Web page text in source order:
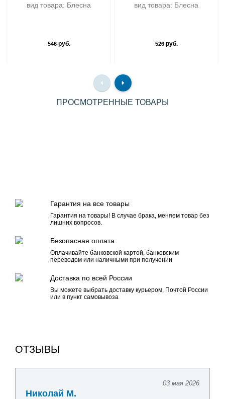
вид товара: Блесна
546руб.
вид товара: Блесна
526руб.
ПРОСМОТРЕННЫЕ ТОВАРЫ
Гарантия на все товары
Гарантия на товары! В случае брака, меняем товар без
лишних вопросов.
Безопасная оплата
Оплачивайте банковской картой, банковским
переводом или наличными при получении
Доставка по всей России
Вы можете выбрать доставку курьером, Почтой России
или в пункт самовывоза
ОТЗЫВЫ
03 мая 2026
Николай М.